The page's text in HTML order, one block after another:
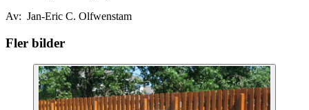
Av: Jan-Eric C. Olfwenstam
Fler bilder